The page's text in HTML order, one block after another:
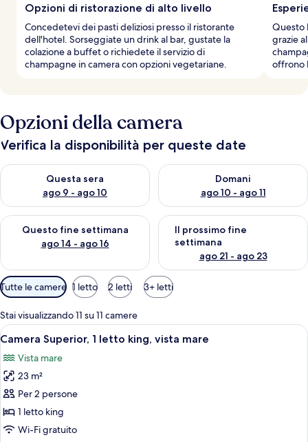
Opzioni di ristorazione di alto livello
Concedetevi dei pasti deliziosi presso il ristorante
dell'hotel. Sorseggiate un drink al bar, gustate la
colazione a buffet o richiedete il servizio di
champagne in camera con opzioni vegetariane.
Questo
grazie
offrono
Opzioni della camera
Verifica la disponibilità per queste date
Questa sera
ago 9 - ago 10
Verifica la disponibilità per questa sera, ago 9 - ago 10
Domani
ago 10 - ago 11
Verifica la disponibilità per
Questo fine settimana
ago 14 - ago 16
Verifica la disponibilità per questo fine settimana, ago 14 -
Il prossimo fine
settimana
ago 21 - ago 23
Verifica la disponibilità per il
Filtri
disponibili
per
le
camere
Tutte le camere 1 letto 2 letti 3+ letti
Stai visualizzando 11 su 11 camere
Apri
tutte
le
foto
per
Camera
Superior,
Una camera d'albergo con un letto
9
Camera Superior, 1 letto king, vista mare
Vista mare
23 m²
Per 2 persone
1 letto king
Wi-Fi gratuito